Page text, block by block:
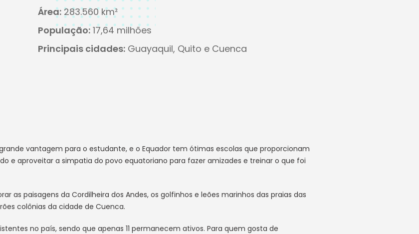
Área: 283.560 km²
População:17,64 milhões
Principais cidades: Guayaquil, Quito e Cuenca
vantagem para o estudante, e o Equador tem ótimas escolas que proporcionam
e aproveitar a simpatia do povo equatoriano para fazer amizades e treinar o que foi
as paisagens da Cordilheira dos Andes, os golfinhos e leões marinhos das praias das
colônias da cidade de Cuenca.
no país, sendo que apenas 11 permanecem ativos. Para quem gosta de